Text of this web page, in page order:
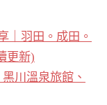
｜羽田。成田。
更新)
川溫泉旅館、